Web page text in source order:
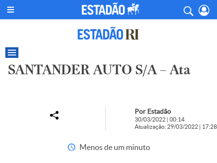
SANTANDER AUTO S/A – Ata
Por Estadão
30/03/2022 | 00:14
Atualização: 29/03/2022 | 17:28
Menos de um minuto